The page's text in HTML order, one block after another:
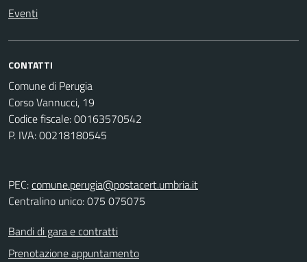
Eventi
CONTATTI
Comune di Perugia
Corso Vannucci, 19
Codice fiscale: 00163570542
P. IVA: 00218180545
PEC:comune.perugia@postacert.umbria.it
Centralino unico: 075 075075
Bandi di gara e contratti
Prenotazione appuntamento